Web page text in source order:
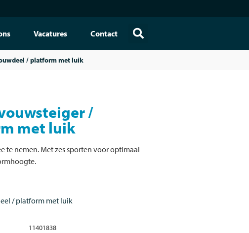
Vacatures Contact
/ platform met luik
/
met luik
te nemen. Met zes sporten voor optimaal
/ platform met luik
11401838